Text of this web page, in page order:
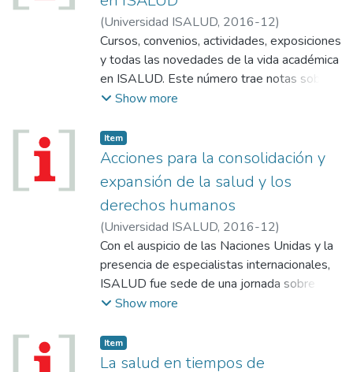
de 200 investigaciones. Y nos preparamos
para lo que viene, para seguir trabajando por
Argentina.
(Universidad ISALUD, 2016-12)
Cursos, convenios, actividades, exposiciones
y todas las novedades de la vida académica
en ISALUD. Este número trae notas sobre:
Incorporaciones bibliográficas; Nuevo libro
actividades por streaming; La Universidad
ISALUD fue seleccionada para participar del
Programa Erasmus de Intercambio de
Estudiantes Universitarios; La Universidad
ISALUD presente en los debates sobre
políticas de alimentación saludable;
González Catán: se graduaron 23 nuevos
profesionales; ISALUD en Hábitat III;
ISALUD en Entre Ríos; Oscar Incarbone
(Designación); Diana Cohen Agrest, Konex
secretaría ejecutiva de ALASAG; Nuevos
graduados de Universidad ISALUD.
Show more
Item
Acciones para la consolidación y
expansión de la salud y los
derechos humanos
(Universidad ISALUD, 2016-12)
Con el auspicio de las Naciones Unidas y la
presencia de especialistas internacionales,
ISALUD fue sede de una jornada sobre la
salud en la agenda de los derechos
gasto, las redes integradas, los
determinantes sociales y la judicialización de
Show more
Item
La salud en tiempos de